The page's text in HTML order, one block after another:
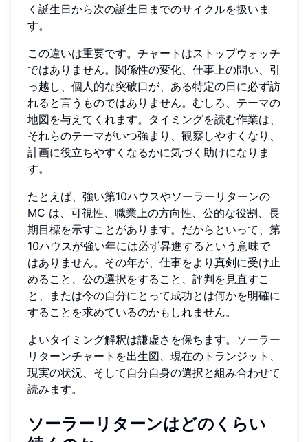
く誕生日から次の誕生日までのサイクルを扱いま
す。
この違いは重要です。チャートはストップウォッチ
ではありません。関係性の変化、仕事上の問い、引
っ越し、個人的な突破口が、ある特定の日に必ず訪
れると言うものではありません。むしろ、テーマの
地図を与えてくれます。タイミングを読む作業は、
それらのテーマがいつ強まり、観察しやすくなり、
計画に役立ちやすくなるかに気づく助けになりま
す。
たとえば、強い第10ハウスやソーラーリターンの
MC は、可視性、職業上の方向性、公的な役割、長
期目標を示すことがあります。だからといって、第
10ハウスが強い年には必ず昇進するという意味で
はありません。その年が、仕事をより真剣に受け止
めること、公の選択をすること、評判を見直すこ
と、または今の自分にとって成功とは何かを明確に
することを求めているのかもしれません。
よいタイミング解釈は謙虚さを保ちます。ソーラー
リターンチャートを出生図、現在のトランジット、
現実の状況、そして自分自身の選択と組み合わせて
読みます。
ソーラーリターンはどのくらい